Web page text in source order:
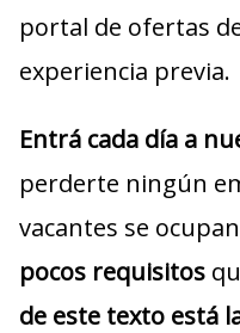
portal de ofertas
experiencia previa.
Entrá cada día a
perderte ningún
vacantes se
pocos requisitos
de este texto está